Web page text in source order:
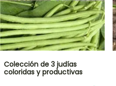
Colección de 3 judías
coloridas y productivas